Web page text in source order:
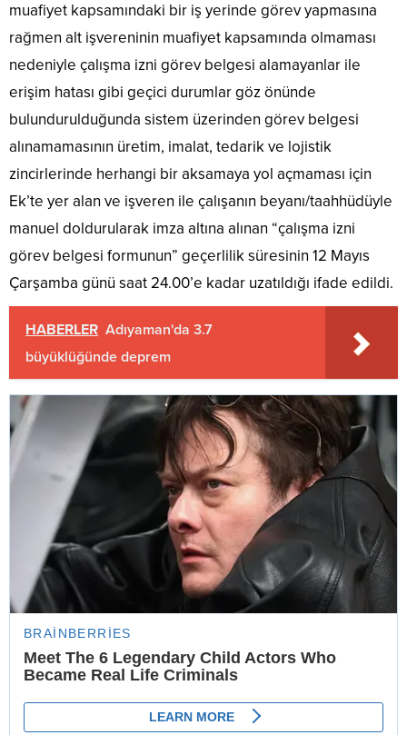
muafiyet kapsamındaki bir iş yerinde görev yapmasına
rağmen alt işvereninin muafiyet kapsamında olmaması
nedeniyle çalışma izni görev belgesi alamayanlar ile
erişim hatası gibi geçici durumlar göz önünde
bulundurulduğunda sistem üzerinden görev belgesi
alınamamasının üretim, imalat, tedarik ve lojistik
zincirlerinde herhangi bir aksamaya yol açmaması için
Ek’te yer alan ve işveren ile çalışanın beyanı/taahhüdüyle
manuel doldurularak imza altına alınan “çalışma izni
görev belgesi formunun” geçerlilik süresinin 12 Mayıs
Çarşamba günü saat 24.00’e kadar uzatıldığı ifade edildi.
HABERLER Adıyaman'da 3.7
büyüklüğünde deprem